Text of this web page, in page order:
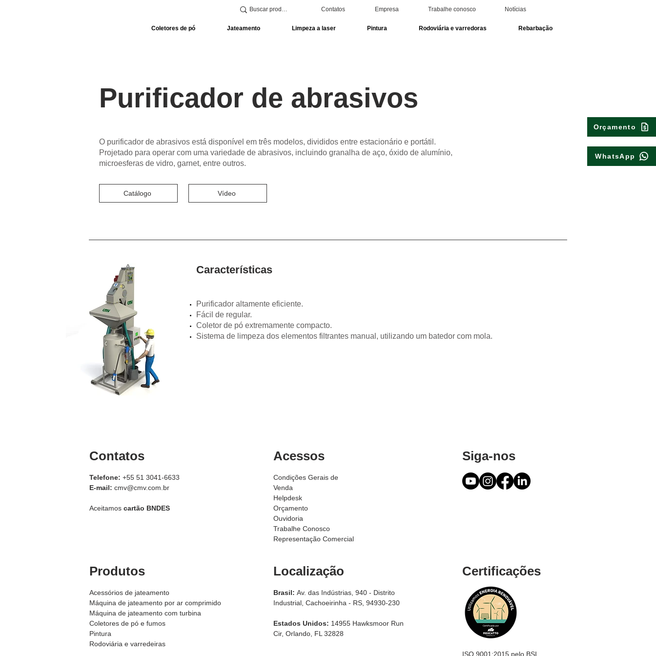
Orçamento
WhatsApp
Contatos Empresa Trabalhe conosco Notícias
Coletores de pó Jateamento Limpeza a laser Pintura Rodoviária e varredoras Rebarbação
Purificador de abrasivos
O purificador de abrasivos está disponível em três modelos, divididos entre estacionário e portátil.
Projetado para operar com uma variedade de abrasivos, incluindo granalha de aço, óxido de alumínio,
microesferas de vidro, garnet, entre outros.
Catálogo Vídeo
Características
Purificador altamente eficiente.
Fácil de regular.
Coletor de pó extremamente compacto.
Sistema de limpeza dos elementos filtrantes manual, utilizando um batedor com mola.
Contatos
Telefone: +55 51 3041-6633
E-mail: cmv@cmv.com.br
Aceitamos cartão BNDES
Produtos
Acessórios de jateamento
Máquina de jateamento por ar comprimido
Máquina de jateamento com turbina
Coletores de pó e fumos
Pintura
Rodoviária e varredeiras
Acessos
Condições Gerais de
Venda
Helpdesk
Orçamento
Ouvidoria
Trabalhe Conosco
Representação Comercial
Localização
Brasil: Av. das Indústrias, 940 - Distrito
Industrial, Cachoeirinha - RS, 94930-230
Estados Unidos: 14955 Hawksmoor Run
Cir, Orlando, FL 32828
Siga-nos
Certificações
ISO 9001:2015 pelo BSI